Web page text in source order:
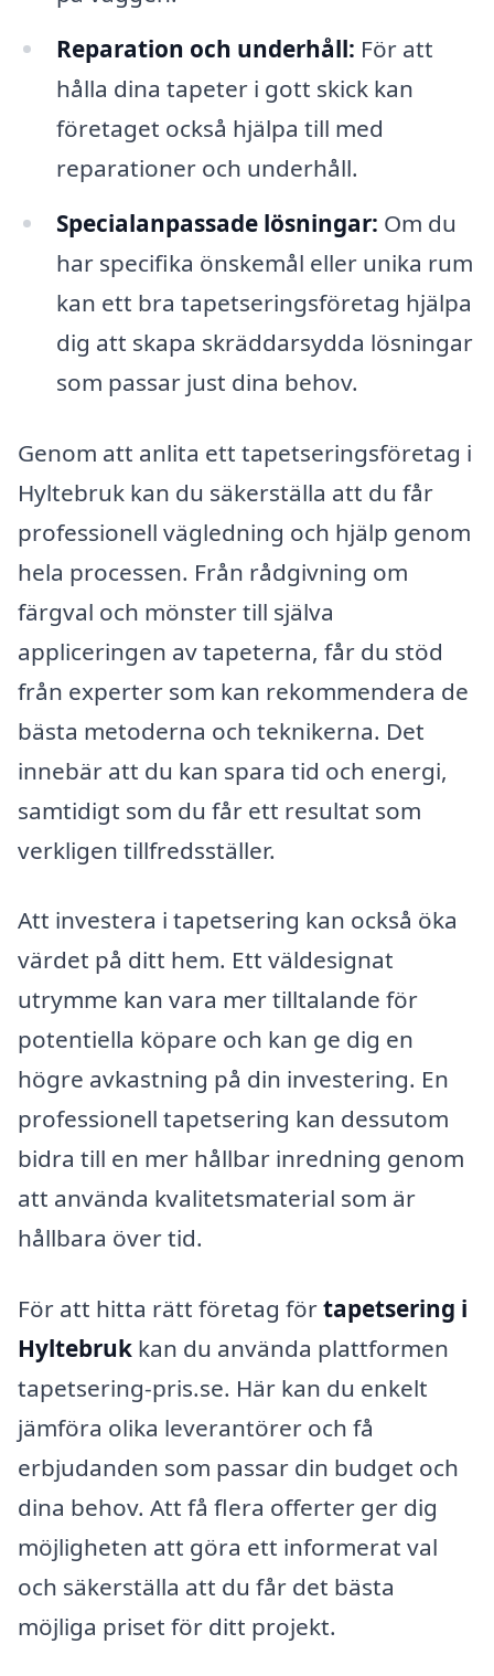
Reparation och underhåll: För att
hålla dina tapeter i gott skick kan
företaget också hjälpa till med
reparationer och underhåll.
Specialanpassade lösningar: Om du
har specifika önskemål eller unika rum
kan ett bra tapetseringsföretag hjälpa
dig att skapa skräddarsydda lösningar
som passar just dina behov.
Genom att anlita ett tapetseringsföretag i
Hyltebruk kan du säkerställa att du får
professionell vägledning och hjälp genom
hela processen. Från rådgivning om
färgval och mönster till själva
appliceringen av tapeterna, får du stöd
från experter som kan rekommendera de
bästa metoderna och teknikerna. Det
innebär att du kan spara tid och energi,
samtidigt som du får ett resultat som
verkligen tillfredsställer.
Att investera i tapetsering kan också öka
värdet på ditt hem. Ett väldesignat
utrymme kan vara mer tilltalande för
potentiella köpare och kan ge dig en
högre avkastning på din investering. En
professionell tapetsering kan dessutom
bidra till en mer hållbar inredning genom
att använda kvalitetsmaterial som är
hållbara över tid.
För att hitta rätt företag förtapetsering i
Hyltebruk kan du använda plattformen
tapetsering-pris.se. Här kan du enkelt
jämföra olika leverantörer och få
erbjudanden som passar din budget och
dina behov. Att få flera offerter ger dig
möjligheten att göra ett informerat val
och säkerställa att du får det bästa
möjliga priset för ditt projekt.